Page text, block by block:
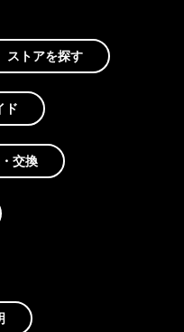
ストアを探す
ド
交換